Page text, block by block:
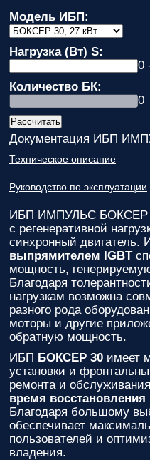
Модель ИБП:
Нагрузка (Вт) S:
0
Количество БК:
0
Документация ИБП
Техническое описание
Руководство по эксплуатации
ИБП ИМПУЛЬС БОКСЕР
с регенеративной
синхронный двигатель.
выпрямителем IGBT
мощность,
Благодаря
нагрузкам возможна
разного рода
моторы и другие
обратную мощность.
ИБП БОКСЕР 30 имеет
установки и
ремонта и
время
Благодаря большому
обеспечивает
пользователей и
владения.